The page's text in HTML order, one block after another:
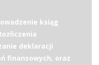
ksiąg
deklaracji
finansowych, oraz